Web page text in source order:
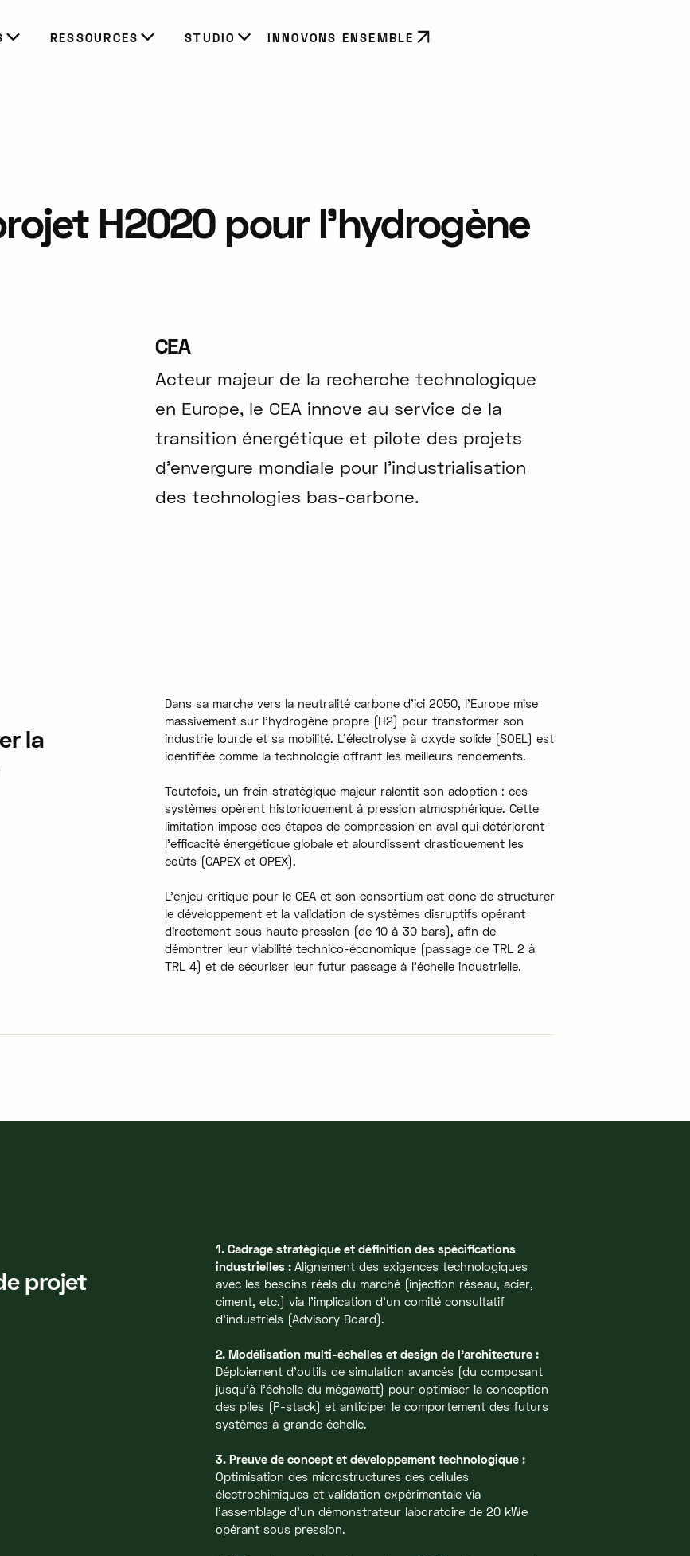
RESSOURCES STUDIO INNOVONS ENSEMBLE
H2020 pour l'hydrogène
CEA
Acteur majeur de la recherche technologique
en Europe, le CEA innove au service de la
transition énergétique et pilote des projets
d'envergure mondiale pour l'industrialisation
des technologies bas-carbone.
la
Dans sa marche vers la neutralité carbone d'ici 2050, l'Europe mise
massivement sur l'hydrogène propre (H2) pour transformer son
industrie lourde et sa mobilité. L'électrolyse à oxyde solide (SOEL) est
identifiée comme la technologie offrant les meilleurs rendements.
Toutefois, un frein stratégique majeur ralentit son adoption : ces
systèmes opèrent historiquement à pression atmosphérique. Cette
limitation impose des étapes de compression en aval qui détériorent
l'efficacité énergétique globale et alourdissent drastiquement les
coûts (CAPEX et OPEX).
L'enjeu critique pour le CEA et son consortium est donc de structurer
le développement et la validation de systèmes disruptifs opérant
directement sous haute pression (de 10 à 30 bars), afin de
démontrer leur viabilité technico-économique (passage de TRL 2 à
TRL 4) et de sécuriser leur futur passage à l'échelle industrielle.
projet
1. Cadrage stratégique et définition des spécifications
industrielles :Alignement des exigences technologiques
avec les besoins réels du marché (injection réseau, acier,
ciment, etc.) via l'implication d'un comité consultatif
d'industriels (Advisory Board).
2. Modélisation multi-échelles et design de l'architecture :
Déploiement d'outils de simulation avancés (du composant
jusqu'à l'échelle du mégawatt) pour optimiser la conception
des piles (P-stack) et anticiper le comportement des futurs
systèmes à grande échelle.
3. Preuve de concept et développement technologique :
Optimisation des microstructures des cellules
électrochimiques et validation expérimentale via
l'assemblage d'un démonstrateur laboratoire de 20 kWe
opérant sous pression.